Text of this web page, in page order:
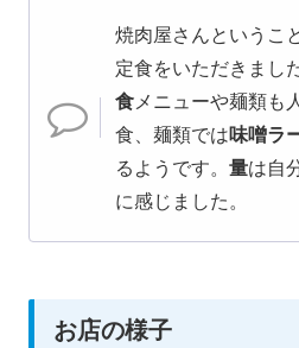
焼肉屋さんというこ
定食をいただきまし
食メニューや麺類も
食、麺類では味噌ラ
るようです。 量は自
に感じました。
お店の様子